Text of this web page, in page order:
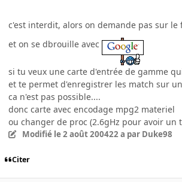
c'est interdit, alors on demande pas sur le
et on se dbrouille avec
si tu veux une carte d'entrée de gamme
et te permet d'enregistrer les match sur
ca n'est pas possible....
donc carte avec encodage mpg2 materiel
ou changer de proc (2.6gHz pour avoir un
Modifié le 2 août 200422 a par Duke98
Citer